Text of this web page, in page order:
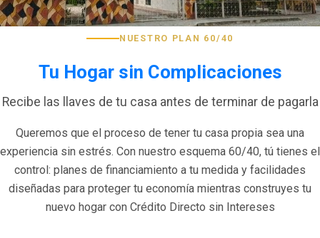
NUESTRO PLAN 60/40
Tu Hogar sin Complicaciones
Recibe las llaves de tu casa antes de terminar de pagarla
Queremos que el proceso de tener tu casa propia sea una
experiencia sin estrés. Con nuestro esquema 60/40, tú tienes el
control: planes de financiamiento a tu medida y facilidades
diseñadas para proteger tu economía mientras construyes tu
nuevo hogar con Crédito Directo sin Intereses